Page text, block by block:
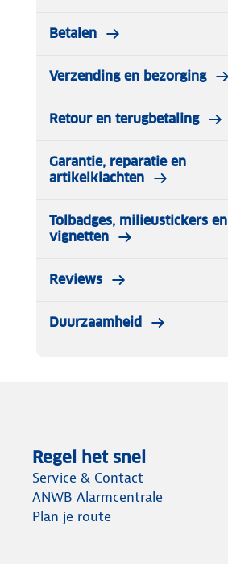
Betalen
Verzending en bezorging
Retour en terugbetaling
Garantie, reparatie en
artikelklachten
Tolbadges, milieustickers en
vignetten
Reviews
Duurzaamheid
Regel het snel
Service & Contact
ANWB Alarmcentrale
Plan je route